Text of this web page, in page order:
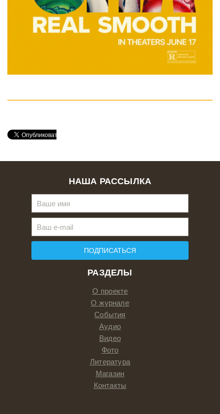
РАЗДЕЛЫ
О проекте
О журнале
События
Аудио
Видео
Фото
Литература
Магазин
Контакты
НАША РАССЫЛКА
ПОДПИСАТЬСЯ